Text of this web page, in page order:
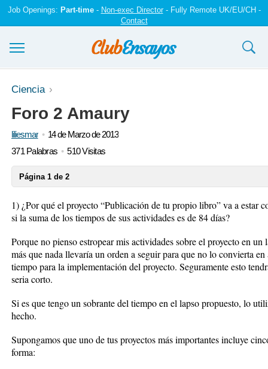
Job Openings: Part-time- Non-exec Director- Fully Remote UK/EU/CH -
Contact
Ensayos y trabajos
Registrarse
Iniciar sesión
Ciencia
Foro 2 Amaury
liliesmar
14 de Marzo de 2013
371 Palabras
510 Visitas
Página 1 de 2
1) ¿Por qué el proyecto “Publicación de tu propio libro” va a estar
si la suma de los tiempos de sus actividades es de 84 días?
Porque no pienso estropear mis actividades sobre el proyecto en
más que nada llevaría un orden a seguir para que no lo convierta
tiempo para la implementación del proyecto. Seguramente esto
seria corto.
Si es que tengo un sobrante del tiempo en el lapso propuesto, lo
hecho.
Supongamos que uno de tus proyectos más importantes incluye
forma: